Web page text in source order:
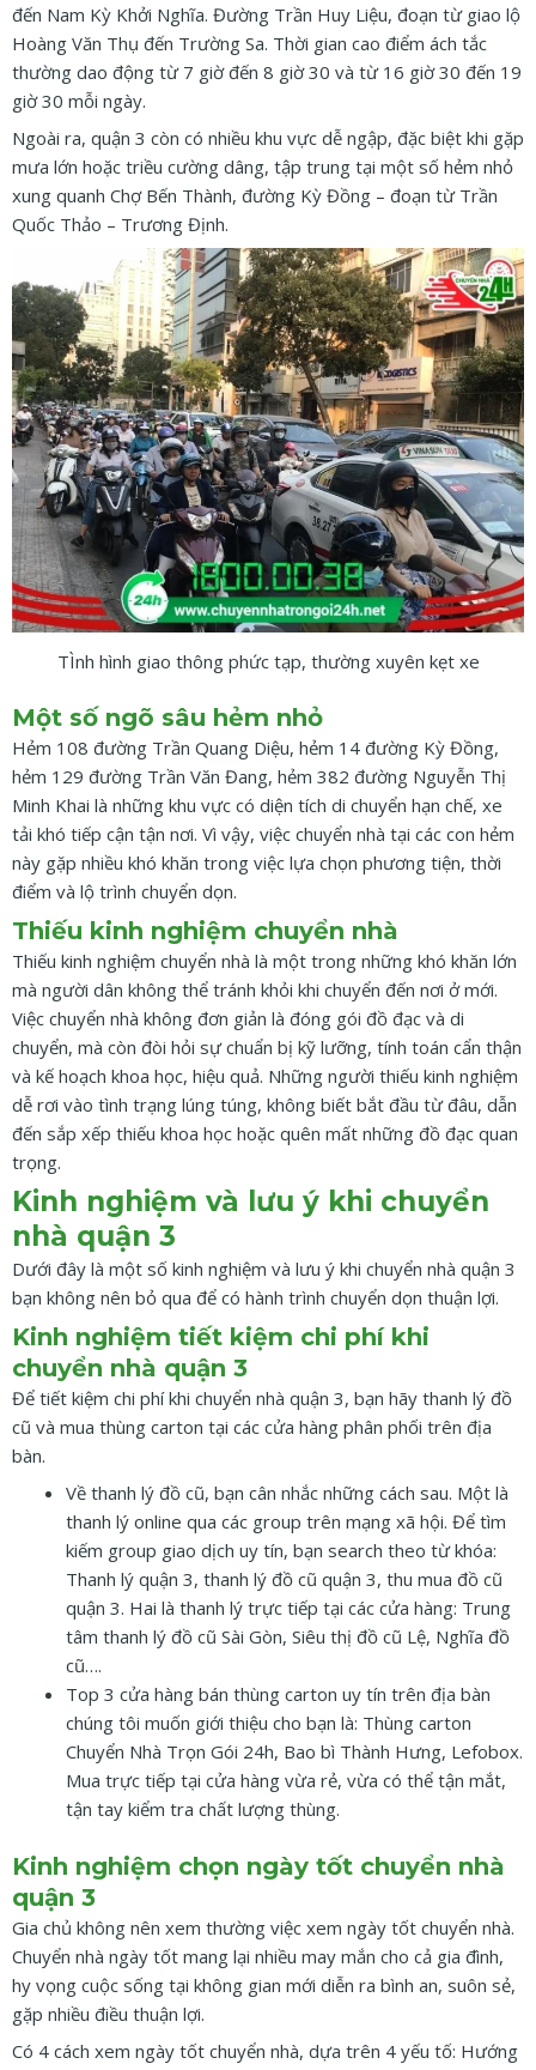
đến Nam Kỳ Khởi Nghĩa. Đường Trần Huy Liệu, đoạn từ giao lộ
Hoàng Văn Thụ đến Trường Sa. Thời gian cao điểm ách tắc
thường dao động từ 7 giờ đến 8 giờ 30 và từ 16 giờ 30 đến 19
giờ 30 mỗi ngày.
Ngoài ra, quận 3 còn có nhiều khu vực dễ ngập, đặc biệt khi gặp
mưa lớn hoặc triều cường dâng, tập trung tại một số hẻm nhỏ
xung quanh Chợ Bến Thành, đường Kỳ Đồng – đoạn từ Trần
Quốc Thảo – Trương Định.
TÌnh hình giao thông phức tạp, thường xuyên kẹt xe
Một số ngõ sâu hẻm nhỏ
Hẻm 108 đường Trần Quang Diệu, hẻm 14 đường Kỳ Đồng,
hẻm 129 đường Trần Văn Đang, hẻm 382 đường Nguyễn Thị
Minh Khai là những khu vực có diện tích di chuyển hạn chế, xe
tải khó tiếp cận tận nơi. Vì vậy, việc chuyển nhà tại các con hẻm
này gặp nhiều khó khăn trong việc lựa chọn phương tiện, thời
điểm và lộ trình chuyển dọn.
Thiếu kinh nghiệm chuyển nhà
Thiếu kinh nghiệm chuyển nhà là một trong những khó khăn lớn
mà người dân không thể tránh khỏi khi chuyển đến nơi ở mới.
Việc chuyển nhà không đơn giản là đóng gói đồ đạc và di
chuyển, mà còn đòi hỏi sự chuẩn bị kỹ lưỡng, tính toán cẩn thận
và kế hoạch khoa học, hiệu quả. Những người thiếu kinh nghiệm
dễ rơi vào tình trạng lúng túng, không biết bắt đầu từ đâu, dẫn
đến sắp xếp thiếu khoa học hoặc quên mất những đồ đạc quan
trọng.
Kinh nghiệm và lưu ý khi chuyển
nhà quận 3
Dưới đây là một số kinh nghiệm và lưu ý khi chuyển nhà quận 3
bạn không nên bỏ qua để có hành trình chuyển dọn thuận lợi.
Kinh nghiệm tiết kiệm chi phí khi
chuyển nhà quận 3
Để tiết kiệm chi phí khi chuyển nhà quận 3, bạn hãy thanh lý đồ
cũ và mua thùng carton tại các cửa hàng phân phối trên địa
bàn.
Về thanh lý đồ cũ, bạn cân nhắc những cách sau. Một là
thanh lý online qua các group trên mạng xã hội. Để tìm
kiếm group giao dịch uy tín, bạn search theo từ khóa:
Thanh lý quận 3, thanh lý đồ cũ quận 3, thu mua đồ cũ
quận 3. Hai là thanh lý trực tiếp tại các cửa hàng: Trung
tâm thanh lý đồ cũ Sài Gòn, Siêu thị đồ cũ Lệ, Nghĩa đồ
cũ….
Top 3 cửa hàng bán thùng carton uy tín trên địa bàn
chúng tôi muốn giới thiệu cho bạn là: Thùng carton
Chuyển Nhà Trọn Gói 24h, Bao bì Thành Hưng, Lefobox.
Mua trực tiếp tại cửa hàng vừa rẻ, vừa có thể tận mắt,
tận tay kiểm tra chất lượng thùng.
Kinh nghiệm chọn ngày tốt chuyển nhà
quận 3
Gia chủ không nên xem thường việc xem ngày tốt chuyển nhà.
Chuyển nhà ngày tốt mang lại nhiều may mắn cho cả gia đình,
hy vọng cuộc sống tại không gian mới diễn ra bình an, suôn sẻ,
gặp nhiều điều thuận lợi.
Có 4 cách xem ngày tốt chuyển nhà, dựa trên 4 yếu tố: Hướng